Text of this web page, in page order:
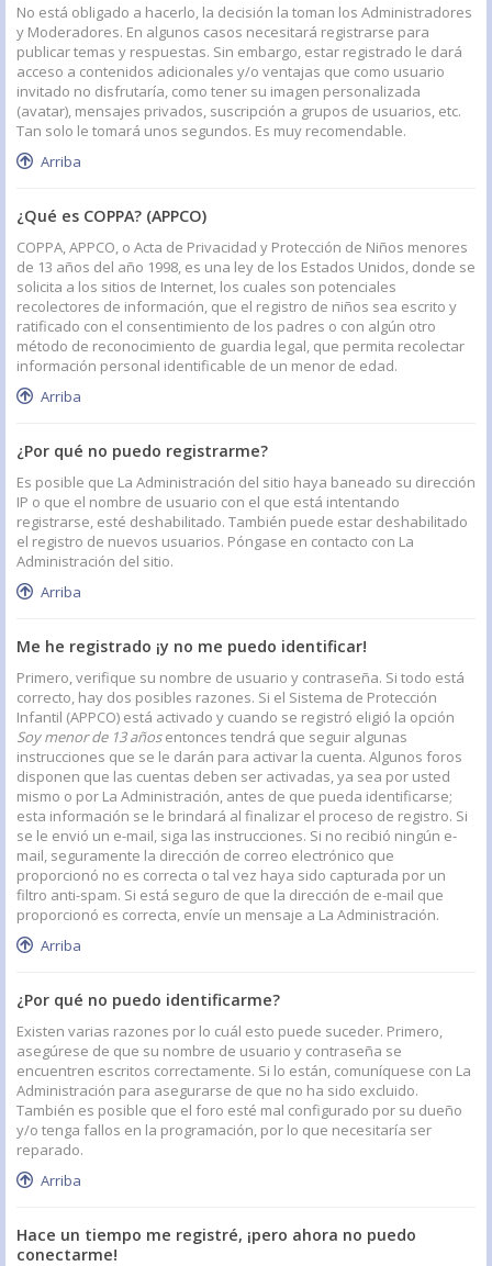
No está obligado a hacerlo, la decisión la toman los Administradores
y Moderadores. En algunos casos necesitará registrarse para
publicar temas y respuestas. Sin embargo, estar registrado le dará
acceso a contenidos adicionales y/o ventajas que como usuario
invitado no disfrutaría, como tener su imagen personalizada
(avatar), mensajes privados, suscripción a grupos de usuarios, etc.
Tan solo le tomará unos segundos. Es muy recomendable.
Arriba
¿Qué es COPPA? (APPCO)
COPPA, APPCO, o Acta de Privacidad y Protección de Niños menores
de 13 años del año 1998, es una ley de los Estados Unidos, donde se
solicita a los sitios de Internet, los cuales son potenciales
recolectores de información, que el registro de niños sea escrito y
ratificado con el consentimiento de los padres o con algún otro
método de reconocimiento de guardia legal, que permita recolectar
información personal identificable de un menor de edad.
Arriba
¿Por qué no puedo registrarme?
Es posible que La Administración del sitio haya baneado su dirección
IP o que el nombre de usuario con el que está intentando
registrarse, esté deshabilitado. También puede estar deshabilitado
el registro de nuevos usuarios. Póngase en contacto con La
Administración del sitio.
Arriba
Me he registrado ¡y no me puedo identificar!
Primero, verifique su nombre de usuario y contraseña. Si todo está
correcto, hay dos posibles razones. Si el Sistema de Protección
Infantil (APPCO) está activado y cuando se registró eligió la opción
Soy menor de 13 añosentonces tendrá que seguir algunas
instrucciones que se le darán para activar la cuenta. Algunos foros
disponen que las cuentas deben ser activadas, ya sea por usted
mismo o por La Administración, antes de que pueda identificarse;
esta información se le brindará al finalizar el proceso de registro. Si
se le envió un e-mail, siga las instrucciones. Si no recibió ningún e-
mail, seguramente la dirección de correo electrónico que
proporcionó no es correcta o tal vez haya sido capturada por un
filtro anti-spam. Si está seguro de que la dirección de e-mail que
proporcionó es correcta, envíe un mensaje a La Administración.
Arriba
¿Por qué no puedo identificarme?
Existen varias razones por lo cuál esto puede suceder. Primero,
asegúrese de que su nombre de usuario y contraseña se
encuentren escritos correctamente. Si lo están, comuníquese con La
Administración para asegurarse de que no ha sido excluido.
También es posible que el foro esté mal configurado por su dueño
y/o tenga fallos en la programación, por lo que necesitaría ser
reparado.
Arriba
Hace un tiempo me registré, ¡pero ahora no puedo
conectarme!